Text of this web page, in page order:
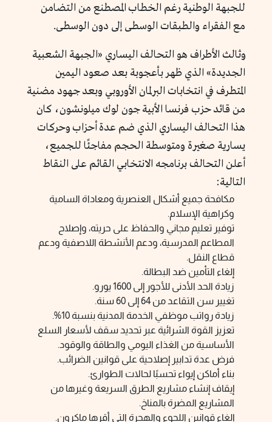
للجبهة الوطنية رغم الخطاب المصطنع من التضامن
مع الفقراء والطبقات الوسطى إلى دون الوسطى.
وثالث الأطراف هو التحالف اليساري «الجبهة الشعبية
الجديدة» الذي ظهر بأعجوبة بعد صعود اليمين
المتطرف في انتخابات البرلمان الأوروبي وبعد جهود مضنية
من قائد حزب فرنسا الأبية جون لوك ميلونشون، كان
هذا التحالف اليساري الذي ضم عدة أحزاب وحركات
يسارية صغيرة ومتوسطة الحجم مفاجئًا للجميع،
أعلن التحالف برنامجه الانتخابي القائم على النقاط
التالية:
مكافحة جميع أشكال العنصرية ومعاداة السامية
وكراهية الإسلام.
توفير تعليم مجاني والحفاظ على حريته، وإصلاح
المطاعم المدرسية، ودعم الأنشطة اللاصفية ودعم
قطاع النقل.
إلغاء التأمين ضد البطالة.
زيادة الحد الأدنى للأجور إلى 1600 يورو.
تغيير سن التقاعد من 64 إلى 60 سنة.
زيادة رواتب موظفي الخدمة المدنية بنسبة 10%.
تعزيز القوة الشرائية عبر تحديد سقف لأسعار السلع
الأساسية من الغذاء اليومي والطاقة والوقود.
فرض عدة تدابير إصلاحية على قوانين الضرائب.
بناء أماكن إيواء تحسبًا لحالات الطوارئ.
إيقاف إنشاء مشاريع الطرق السريعة وغيرها من
المشاريع المضرة بالمناخ.
إلغاء قوانين اللجوء والهجرة التي أقرها ماكرون.